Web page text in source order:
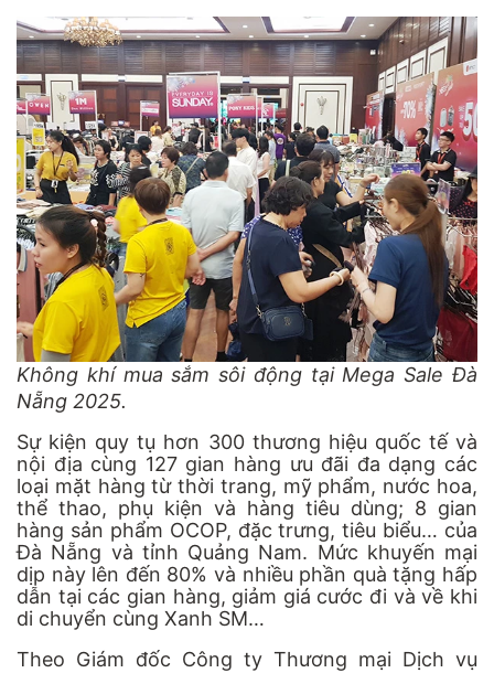
Không khí mua sắm sôi động tại Mega Sale Đà
Nẵng 2025.
Sự kiện quy tụ hơn 300 thương hiệu quốc tế và
nội địa cùng 127 gian hàng ưu đãi đa dạng các
loại mặt hàng từ thời trang, mỹ phẩm, nước hoa,
thể thao, phụ kiện và hàng tiêu dùng; 8 gian
hàng sản phẩm OCOP, đặc trưng, tiêu biểu… của
Đà Nẵng và tỉnh Quảng Nam. Mức khuyến mại
dịp này lên đến 80% và nhiều phần quà tặng hấp
dẫn tại các gian hàng, giảm giá cước đi và về khi
di chuyển cùng Xanh SM…
Theo Giám đốc Công ty Thương mại Dịch vụ